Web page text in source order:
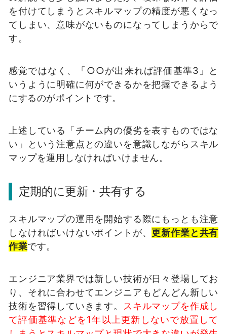
を付けてしまうとスキルマップの精度が悪くなっ
てしまい、意味がないものになってしまうからで
す。
感覚ではなく、「○○が出来れば評価基準3」と
いうように明確に何ができるかを把握できるよう
にするのがポイントです。
上述している「チーム内の優劣を表すものではな
い」という注意点との違いを意識しながらスキル
マップを運用しなければいけません。
定期的に更新・共有する
スキルマップの運用を開始する際にもっとも注意
しなければいけないポイントが、更新作業と共有
作業です。
エンジニア業界では新しい技術が日々登場してお
り、それに合わせてエンジニアもどんどん新しい
技術を習得していきます。
スキルマップを作成し
て評価基準などを1年以上更新しないで放置して